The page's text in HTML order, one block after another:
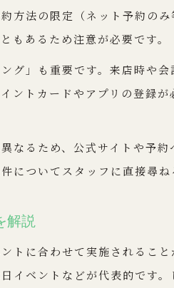
多様な割引
美容院ご
自分に最
キャンペ
美容院の
方法の限定（ネット予約の
もあるため注意が必要です。
グ」も重要です。来店時や
ントカードやアプリの登録
なるため、公式サイトや予
についてスタッフに直接尋ね
解説
トに合わせて実施されるこ
イベントなどが代表的です